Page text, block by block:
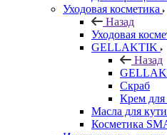
Уходовая косметика
Назад
Уходовая
GELLAKTIK
Назад
Скраб
Крем для
Масла для
Косметика